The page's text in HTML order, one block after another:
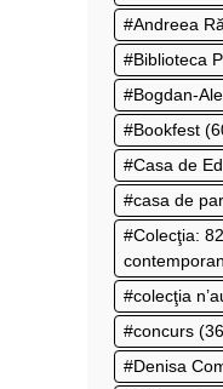
Andreea
Biblioteca
Bogdan-
Bookfest
Casa de
casa de
Colecţia:
colecţia
concurs
Denisa